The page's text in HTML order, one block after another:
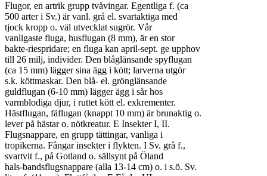
Flugor, en artrik grupp tvåvingar. Egentliga f. (ca
500 arter i Sv.) är vanl. grå el. svartaktiga med
tjock kropp o. väl utvecklat sugrör. Vår
vanligaste fluga, husflugan (8 mm), är en stor
bakte-riespridare; en fluga kan april-sept. ge upphov
till 26 milj, individer. Den blåglänsande spyflugan
(ca 15 mm) lägger sina ägg i kött; larverna utgör
s.k. köttmaskar. Den blå- el. grönglänsande
guldflugan (6-10 mm) lägger ägg i sår hos
varmblodiga djur, i ruttet kött el. exkrementer.
Hästflugan, fäflugan (knappt 10 mm) är brunaktig o.
lever på hästar o. nötkreatur. E Insekter I, II.
Flugsnappare, en grupp tättingar, vanliga i
tropikerna. Fångar insekter i flykten. I Sv. grå f.,
svartvit f., på Gotland o. sällsynt på Öland
hals-bandsflugsnappare (alla 13-14 cm) o. i s.ö. Sv.